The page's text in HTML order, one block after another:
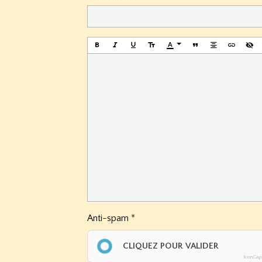
Anti-spam
CLIQUEZ POUR VALIDER